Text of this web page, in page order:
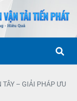
TÂY – GIẢI PHÁP ƯU